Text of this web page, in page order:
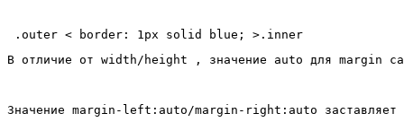
В отличие от width/height , значение auto для margin
Значение margin-left:auto/margin-right:auto заставляет